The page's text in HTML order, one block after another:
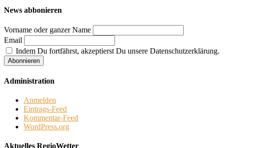
News abbonieren
Vorname oder ganzer Name
Email
Indem Du fortfährst, akzeptierst Du unsere Datenschutzerklärung.
Administration
Anmelden
Eintrags-Feed
Kommentar-Feed
WordPress.org
Aktuelles RegioWetter